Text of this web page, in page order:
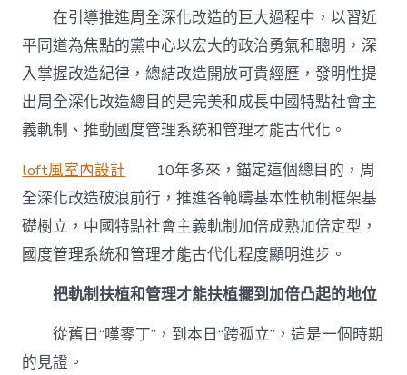
放
｜
推
進
中
國
特
點
社
會
主
義
軌
制
加
倍
成
熟
加
在引導推進周全深化改造的巨大過程中，以習近
平同道為焦點的黨中心以宏大的政治勇氣和聰明，深
入掌握改造紀律，總結改造開放可貴經歷，發明性提
出周全深化改造總目的是完美和成長中國特點社會主
義軌制、推動國度管理系統和管理才能古代化。
loft風室內設計 10年多來，錨定這個總目的，周
全深化改造破浪前行，推進各範疇基本性軌制框架基
礎樹立，中國特點社會主義軌制加倍成熟加倍定型，
國度管理系統和管理才能古代化程度顯明進步。
把軌制扶植和管理才能扶植擺到加倍凸起的地位
從舊日“嘆零丁”，到本日“跨孤立”，這是一個時期
的見證。